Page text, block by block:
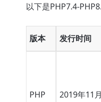
以下是PHP7.4-
版本 发行时间
PHP
2019年11月